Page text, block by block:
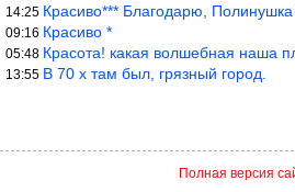
14:25 Красиво*** Благодарю, Полинушка
09:16 Красиво *
05:48 Красота! какая волшебная наша
13:55 В 70 х там был, грязный город.
Полная версия